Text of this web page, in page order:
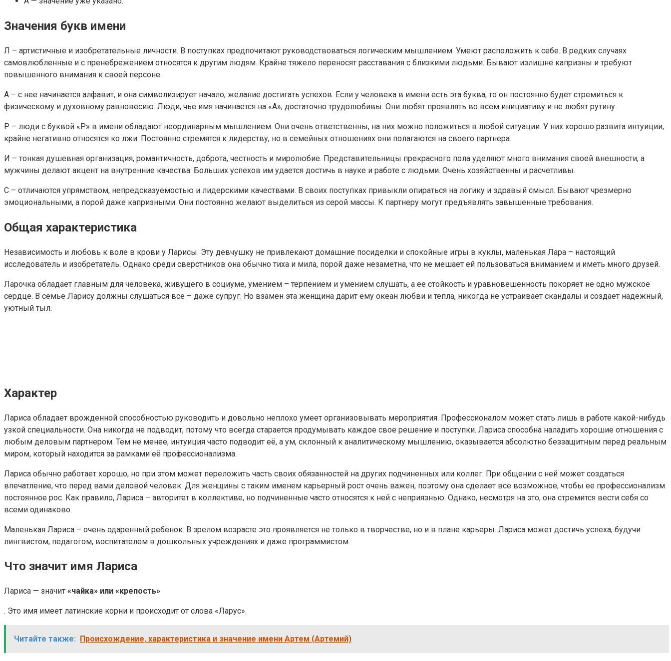
Значения букв имени
Л – артистичные и изобретательные личности. В поступках предпочитают руководствоваться логическим мышлением. Умеют расположить к себе. В редких случаях
самовлюбленные и с пренебрежением относятся к другим людям. Крайне тяжело переносят расставания с близкими людьми. Бывают излишне капризны и требуют
повышенного внимания к своей персоне.
А – с нее начинается алфавит, и она символизирует начало, желание достигать успехов. Если у человека в имени есть эта буква, то он постоянно будет стремиться к
физическому и духовному равновесию. Люди, чье имя начинается на «А», достаточно трудолюбивы. Они любят проявлять во всем инициативу и не любят рутину.
Р – люди с буквой «Р» в имени обладают неординарным мышлением. Они очень ответственны, на них можно положиться в любой ситуации. У них хорошо развита интуиции,
крайне негативно относятся ко лжи. Постоянно стремятся к лидерству, но в семейных отношениях они полагаются на своего партнера.
И – тонкая душевная организация, романтичность, доброта, честность и миролюбие. Представительницы прекрасного пола уделяют много внимания своей внешности, а
мужчины делают акцент на внутренние качества. Больших успехов им удается достичь в науке и работе с людьми. Очень хозяйственны и расчетливы.
С – отличаются упрямством, непредсказуемостью и лидерскими качествами. В своих поступках привыкли опираться на логику и здравый смысл. Бывают чрезмерно
эмоциональными, а порой даже капризными. Они постоянно желают выделиться из серой массы. К партнеру могут предъявлять завышенные требования.
Общая характеристика
Независимость и любовь к воле в крови у Ларисы. Эту девчушку не привлекают домашние посиделки и спокойные игры в куклы, маленькая Лара – настоящий
исследователь и изобретатель. Однако среди сверстников она обычно тиха и мила, порой даже незаметна, что не мешает ей пользоваться вниманием и иметь много друзей.
Ларочка обладает главным для человека, живущего в социуме, умением – терпением и умением слушать, а ее стойкость и уравновешенность покоряет не одно мужское
сердце. В семье Ларису должны слушаться все – даже супруг. Но взамен эта женщина дарит ему океан любви и тепла, никогда не устраивает скандалы и создает надежный,
уютный тыл.
Характер
Лариса обладает врожденной способностью руководить и довольно неплохо умеет организовывать мероприятия. Профессионалом может стать лишь в работе какой-нибудь
узкой специальности. Она никогда не подводит, потому что всегда старается продумывать каждое свое решение и поступки. Лариса способна наладить хорошие отношения с
любым деловым партнером. Тем не менее, интуиция часто подводит её, а ум, склонный к аналитическому мышлению, оказывается абсолютно беззащитным перед реальным
миром, который находится за рамками её профессионализма.
Лариса обычно работает хорошо, но при этом может переложить часть своих обязанностей на других подчиненных или коллег. При общении с ней может создаться
впечатление, что перед вами деловой человек. Для женщины с таким именем карьерный рост очень важен, поэтому она сделает все возможное, чтобы ее профессионализм
постоянное рос. Как правило, Лариса – авторитет в коллективе, но подчиненные часто относятся к ней с неприязнью. Однако, несмотря на это, она стремится вести себя со
всеми одинаково.
Маленькая Лариса – очень одаренный ребенок. В зрелом возрасте это проявляется не только в творчестве, но и в плане карьеры. Лариса может достичь успеха, будучи
лингвистом, педагогом, воспитателем в дошкольных учреждениях и даже программистом.
Что значит имя Лариса
Лариса — значит «чайка» или «крепость»
. Это имя имеет латинские корни и происходит от слова «Ларус».
Читайте также: Происхождение, характеристика и значение имени Артем (Артемий)